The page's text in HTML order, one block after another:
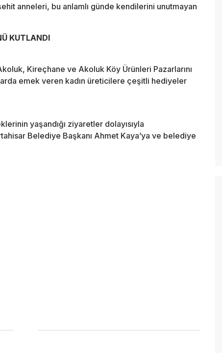
anneleri, bu anlamlı günde kendilerini unutmayan
KUTLANDI
Kireçhane ve Akoluk Köy Ürünleri Pazarlarını
emek veren kadın üreticilere çeşitli hediyeler
yaşandığı ziyaretler dolayısıyla
Belediye Başkanı Ahmet Kaya’ya ve belediye